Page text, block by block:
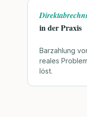
in der Praxis
Barzahlung
reales
löst.